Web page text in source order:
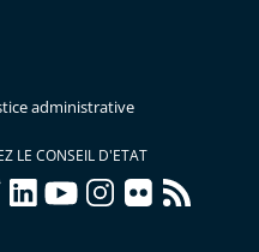
administrative
LE CONSEIL D'ETAT
linkedInyoutubeinstagram
flickr rss